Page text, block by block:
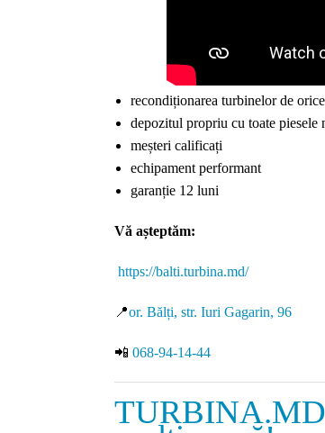
recondiționarea turbinelor de
depozitul propriu cu toate piesele
meșteri calificați
echipament performant
garanție 12 luni
Vă așteptăm:
https://balti.turbina.md/
📍or. Bălți, str. Iuri Gagarin, 96
📲 068-94-14-44
TURBINA.MD